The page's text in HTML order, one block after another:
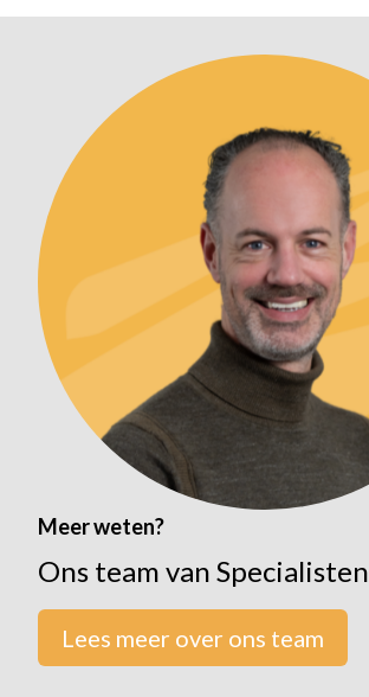
Meer weten?
Ons team van Specialisten
Lees meer over ons team